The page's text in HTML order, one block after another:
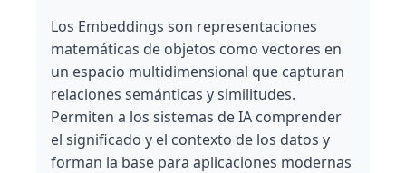
Los Embeddings son representaciones
matemáticas de objetos como vectores en
un espacio multidimensional que capturan
relaciones semánticas y similitudes.
Permiten a los sistemas de IA comprender
el significado y el contexto de los datos y
forman la base para aplicaciones modernas